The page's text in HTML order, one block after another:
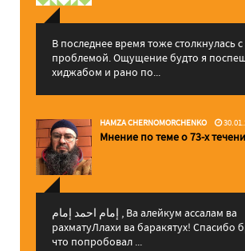
В последнее время тоже столкнулась с
проблемой. Ощущение будто я
хиджабом и рано по...
HAMZA CHERNOMORCHENKO
Мнение по теме о 73-х
إمام احمد إمام , Ва алейкум ассалам ва
рахматуЛлахи ва баракятух! Спасибо
что попробовал ...